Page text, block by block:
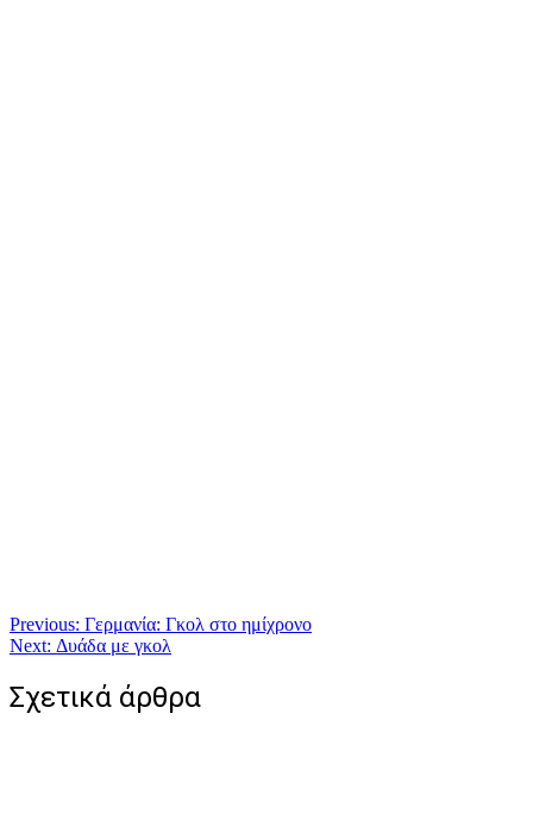
Πλοήγηση
άρθρων
Previous: Γερμανία: Γκολ στο ημίχρονο
Next: Δυάδα με γκολ
Σχετικά άρθρα